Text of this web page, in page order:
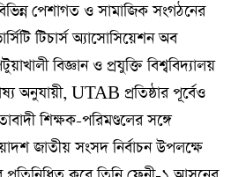
পেশাগত ও সামাজিক সংগঠনের
টিচার্স অ্যাসোসিয়েশন অব
বিজ্ঞান ও প্রযুক্তি বিশ্ববিদ্যালয়
অনুযায়ী, UTAB প্রতিষ্ঠার পূর্বেও
শিক্ষক-পরিমণ্ডলের সঙ্গে
জাতীয় সংসদ নির্বাচন উপলক্ষে